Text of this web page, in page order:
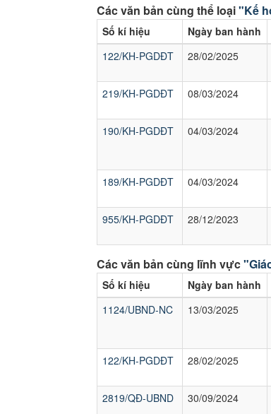
Các văn bản cùng thể loại"Kế
Số kí hiệu Ngày ban hành
122/KH-PGDĐT
28/02/2025
219/KH-PGDĐT
08/03/2024
190/KH-PGDĐT
04/03/2024
189/KH-PGDĐT
04/03/2024
955/KH-PGDĐT
28/12/2023
Các văn bản cùng lĩnh vực
Số kí hiệu Ngày ban hành
1124/UBND-NC
13/03/2025
122/KH-PGDĐT
28/02/2025
2819/QĐ-UBND
30/09/2024